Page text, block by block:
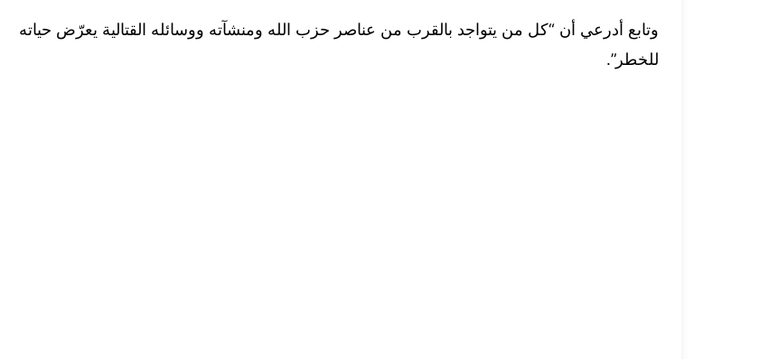
وتابع أدرعي أن “كل من يتواجد بالقرب من عناصر حزب الله ومنشآته ووسائله القتالية يعرّض حياته
للخطر”.